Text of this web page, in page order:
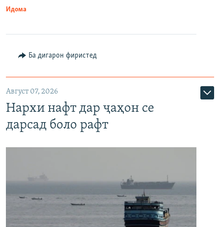
Идома
Ба дигарон фиристед
Август 07, 2026
Нархи нафт дар ҷаҳон се
дарсад боло рафт